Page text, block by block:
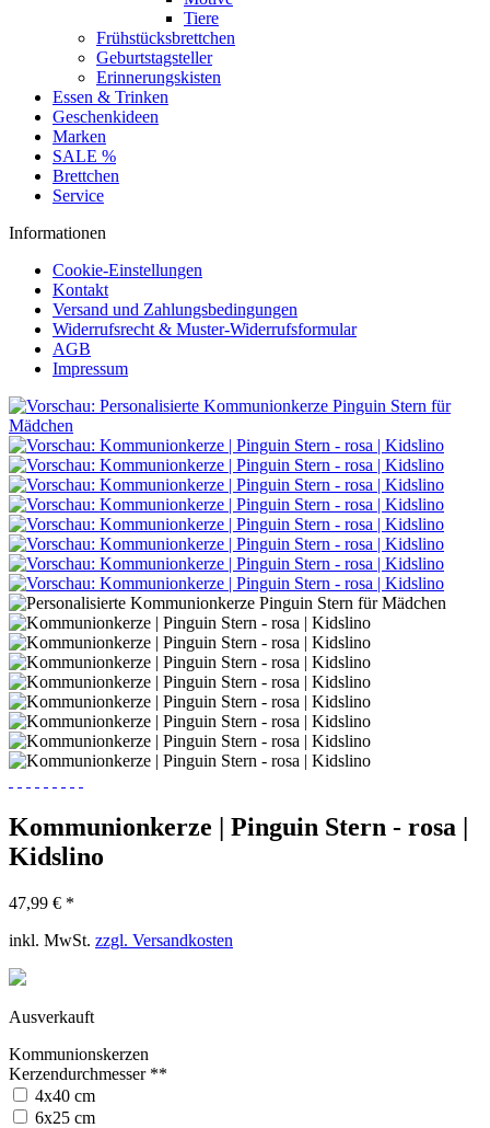
Tiere
Frühstücksbrettchen
Geburtstagsteller
Erinnerungskisten
Essen & Trinken
Geschenkideen
Marken
SALE %
Brettchen
Service
Informationen
Cookie-Einstellungen
Kontakt
Versand und Zahlungsbedingungen
Widerrufsrecht & Muster-Widerrufsformular
AGB
Impressum
Kommunionkerze | Pinguin Stern - rosa |
Kidslino
47,99 € *
inkl. MwSt. zzgl. Versandkosten
Ausverkauft
Kommunionskerzen
Kerzendurchmesser **
4x40 cm
6x25 cm